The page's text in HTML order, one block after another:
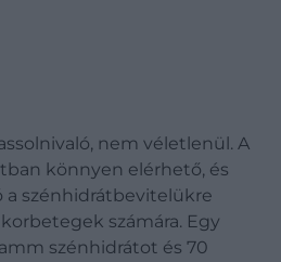
nem véletlenül. A
könnyen elérhető, és
a szénhidrátbevitelükre
számára. Egy
szénhidrátot és 70